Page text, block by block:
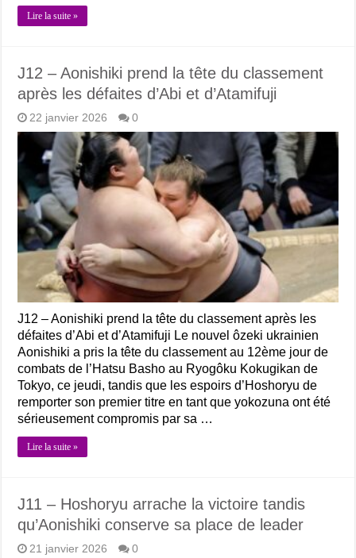
Lire la suite »
J12 – Aonishiki prend la tête du classement
après les défaites d’Abi et d’Atamifuji
22 janvier 2026 0
J12 – Aonishiki prend la tête du classement après les
défaites d’Abi et d’Atamifuji Le nouvel ôzeki ukrainien
Aonishiki a pris la tête du classement au 12ème jour de
combats de l’Hatsu Basho au Ryogôku Kokugikan de
Tokyo, ce jeudi, tandis que les espoirs d’Hoshoryu de
remporter son premier titre en tant que yokozuna ont été
sérieusement compromis par sa …
Lire la suite »
J11 – Hoshoryu arrache la victoire tandis
qu’Aonishiki conserve sa place de leader
21 janvier 2026 0